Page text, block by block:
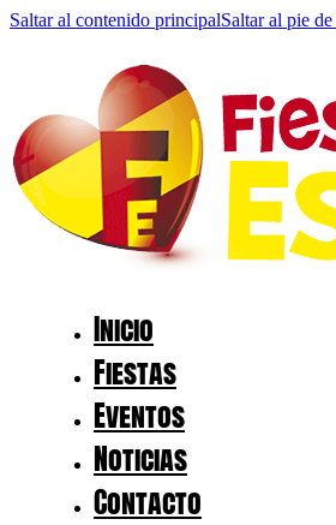
Saltar al contenido principalSaltar al pie
Inicio
Fiestas
Eventos
Noticias
Contacto